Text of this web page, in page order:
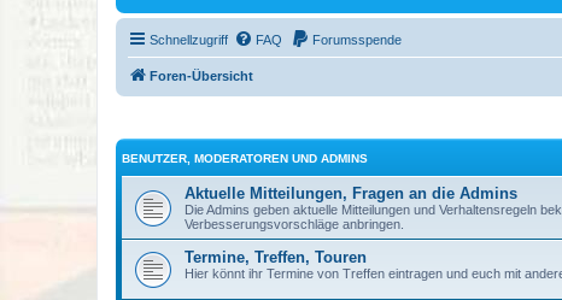
Schnellzugriff FAQ Forumsspende
Foren-Übersicht
BENUTZER, MODERATOREN UND ADMINS
Aktuelle Mitteilungen, Fragen an die Admins
Die Admins geben aktuelle Mitteilungen und Verhaltensregeln
Verbesserungsvorschläge anbringen.
Termine, Treffen, Touren
Hier könnt ihr Termine von Treffen eintragen und euch mit